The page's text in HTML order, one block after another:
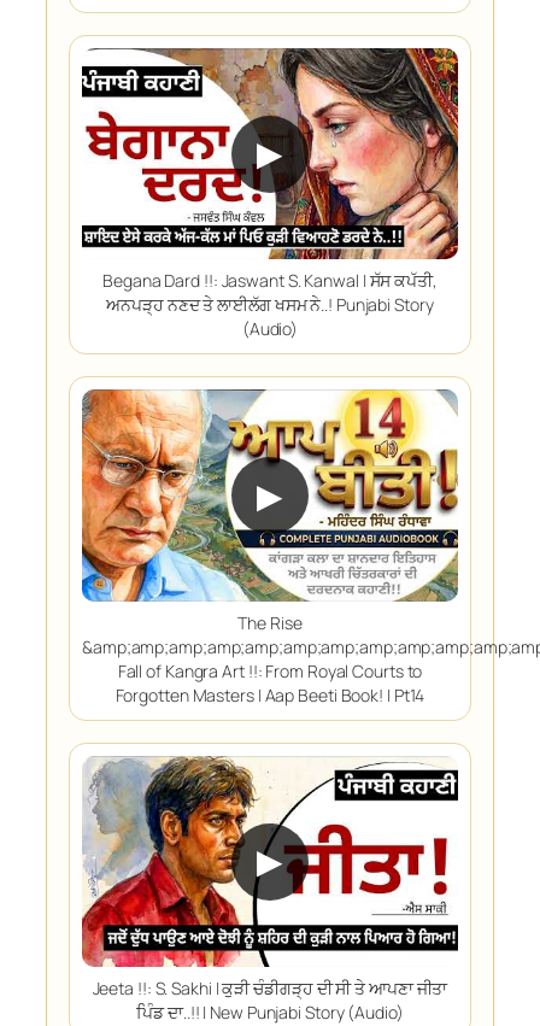
▶
Begana Dard !!: Jaswant S. Kanwal | ਸੱਸ ਕਪੱਤੀ,
ਅਨਪੜ੍ਹ ਨਣਦ ਤੇ ਲਾਈਲੱਗ ਖਸਮ ਨੇ..! Punjabi Story
(Audio)
▶
The Rise
Fall of Kangra Art !!: From Royal Courts to
Forgotten Masters | Aap Beeti Book! | Pt14
▶
Jeeta !!: S. Sakhi | ਕੁੜੀ ਚੰਡੀਗੜ੍ਹ ਦੀ ਸੀ ਤੇ ਆਪਣਾ ਜੀਤਾ
ਪਿੰਡ ਦਾ..!! | New Punjabi Story (Audio)